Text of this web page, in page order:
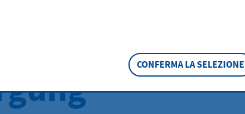
CONFERMA LA SELEZIONE